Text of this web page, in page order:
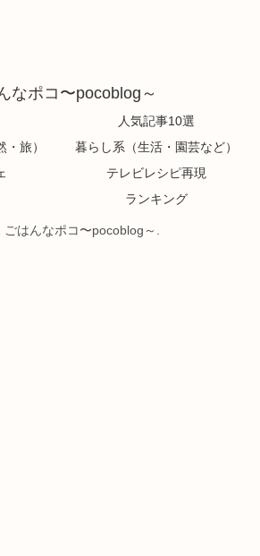
なポコ〜pocoblog～
人気記事10選
旅）
暮らし系（生活・園芸など）
テレビレシピ再現
ランキング
はんなポコ〜pocoblog～.